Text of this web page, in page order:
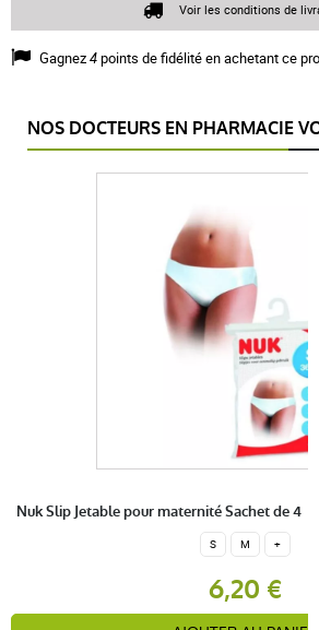
Gagnez4points de fidélité en achetant ce
Voir les conditions de
NOS DOCTEURS EN PHARMACIE
Nuk Slip Jetable pour maternité Sachet de 4
S M +
6,20 €